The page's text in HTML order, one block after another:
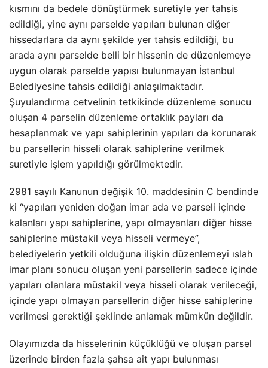
kısmını da bedele dönüştürmek suretiyle yer tahsis
edildiği, yine aynı parselde yapıları bulunan diğer
hissedarlara da aynı şekilde yer tahsis edildiği, bu
arada aynı parselde belli bir hissenin de düzenlemeye
uygun olarak parselde yapısı bulunmayan İstanbul
Belediyesine tahsis edildiği anlaşılmaktadır.
Şuyulandırma cetvelinin tetkikinde düzenleme sonucu
oluşan 4 parselin düzenleme ortaklık payları da
hesaplanmak ve yapı sahiplerinin yapıları da korunarak
bu parsellerin hisseli olarak sahiplerine verilmek
suretiyle işlem yapıldığı görülmektedir.
2981 sayılı Kanunun değişik 10. maddesinin C bendinde
ki “yapıları yeniden doğan imar ada ve parseli içinde
kalanları yapı sahiplerine, yapı olmayanları diğer hisse
sahiplerine müstakil veya hisseli vermeye”,
belediyelerin yetkili olduğuna ilişkin düzenlemeyi ıslah
imar planı sonucu oluşan yeni parsellerin sadece içinde
yapıları olanlara müstakil veya hisseli olarak verileceği,
içinde yapı olmayan parsellerin diğer hisse sahiplerine
verilmesi gerektiği şeklinde anlamak mümkün değildir.
Olayımızda da hisselerinin küçüklüğü ve oluşan parsel
üzerinde birden fazla şahsa ait yapı bulunması